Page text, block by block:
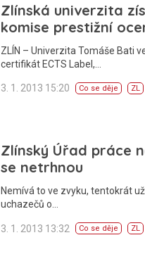
Zlínská univerzita
komise prestižní
ZLÍN – Univerzita Tomáše Bati
certifikát ECTS Label,…
3. 1. 2013 15:20 Co se děje ZL
Zlínský Úřad práce
se netrhnou
Nemívá to ve zvyku, tentokrát
uchazečů o…
3. 1. 2013 13:32 Co se děje ZL